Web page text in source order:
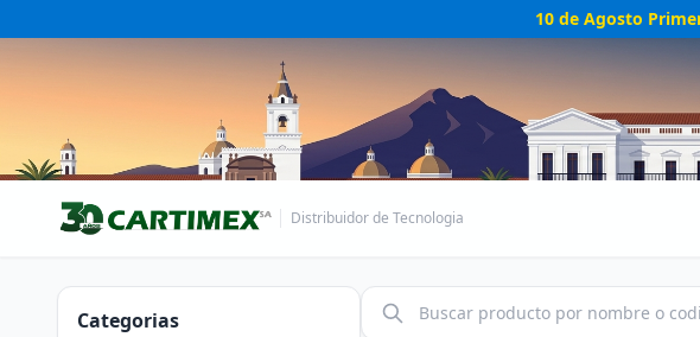
10 de Agosto
Distribuidor de Tecnologia
Categorias